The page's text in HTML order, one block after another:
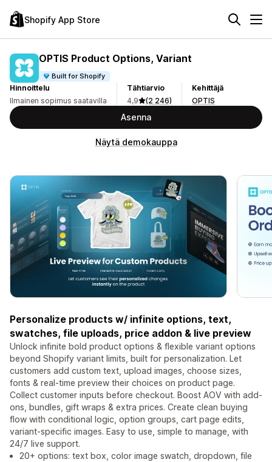
Shopify App Store
OPTIS Product Options, Variant
Built for Shopify
Hinnoittelu
Ilmainen sopimus saatavilla
Tähtiarvio
4,9
(2 246)
Kehittäjä
OPTIS
Asenna
Näytä demokauppa
Personalize products w/ infinite options, text,
swatches, file uploads, price addon & live preview
Unlock infinite bold product options & flexible variant options
beyond Shopify variant limits, built for personalization. Let
customers add custom text, upload images, choose sizes,
fonts & real-time preview their choices on product page.
Collect customer inputs before checkout. Boost AOV with add-
ons, bundles, gift wraps & extra prices. Create clean buying
flow with conditional logic, option groups, cart page edits,
variant-specific images. Easy to use, simple to manage, with
24/7 live support.
20+ options: text box, color image swatch, dropdown, file